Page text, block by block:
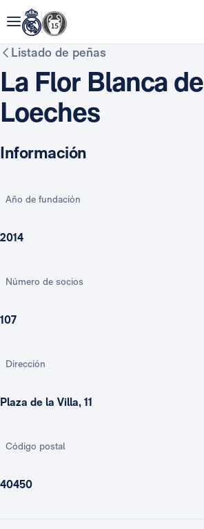
Listado de peñas
La Flor Blanca de
Loeches
Información
Año de fundación
2014
Número de socios
107
Dirección
Plaza de la Villa, 11
Código postal
40450